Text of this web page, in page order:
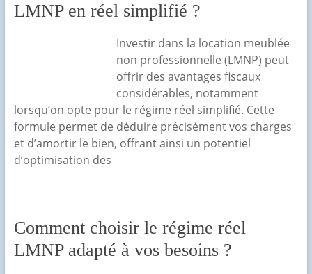
LMNP en réel simplifié ?
Investir dans la location meublée
non professionnelle (LMNP) peut
offrir des avantages fiscaux
considérables, notamment
lorsqu’on opte pour le régime réel simplifié. Cette
formule permet de déduire précisément vos charges
et d’amortir le bien, offrant ainsi un potentiel
d’optimisation des
Comment choisir le régime réel
LMNP adapté à vos besoins ?